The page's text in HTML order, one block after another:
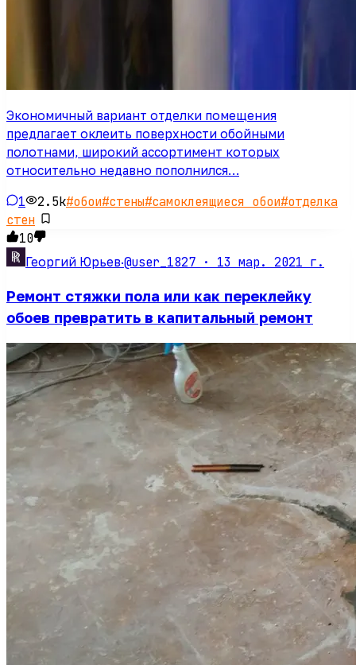
Экономичный вариант отделки помещения
предлагает оклеить поверхности обойными
полотнами, широкий ассортимент которых
относительно недавно пополнился…
1 2.5k#обои#стены#самоклеящиеся обои#отделка
стен
10
Георгий Юрьев·@user_1827 · 13 мар. 2021 г.
Ремонт стяжки пола или как переклейку
обоев превратить в капитальный ремонт